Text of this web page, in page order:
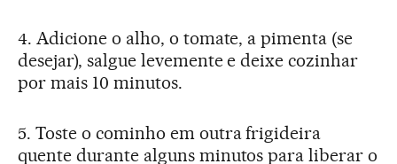
4. Adicione o alho, o tomate, a pimenta (se
desejar), salgue levemente e deixe cozinhar
por mais 10 minutos.
5. Toste o cominho em outra frigideira
quente durante alguns minutos para liberar o